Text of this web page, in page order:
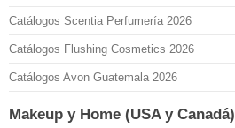
Catálogos Scentia Perfumería 2026
Catálogos Flushing Cosmetics 2026
Catálogos Avon Guatemala 2026
Makeup y Home (USA y Canadá)